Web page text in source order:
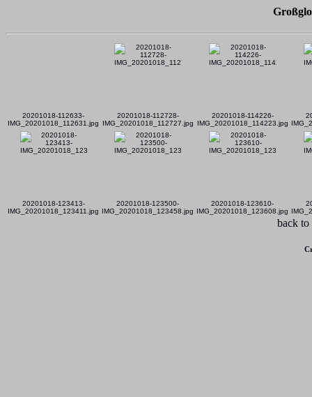
20201018-112633-
IMG_20201018_112631.jpg
20201018-112728-
IMG_20201018_112727.jpg
20201018-114226-
IMG_20201018_114223.jpg
20201018-123413-
IMG_20201018_123411.jpg
20201018-123500-
IMG_20201018_123458.jpg
20201018-123610-
IMG_20201018_123608.jpg
back to